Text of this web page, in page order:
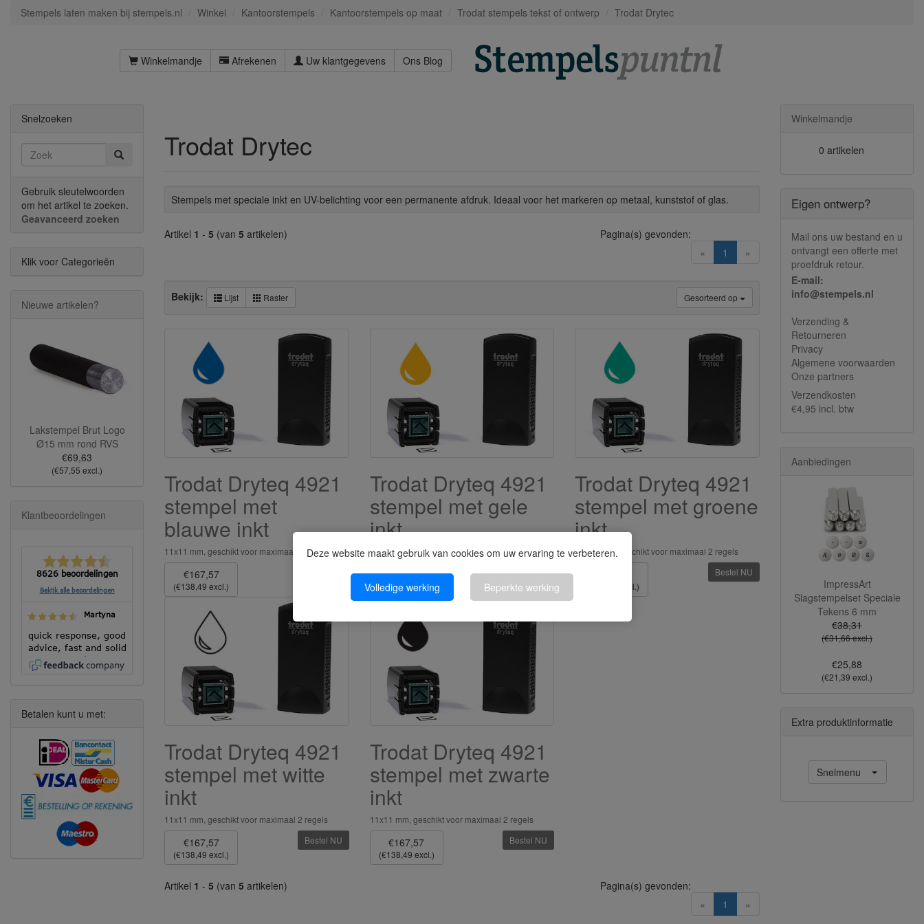
Deze website maakt gebruik van cookies om uw ervaring te verbeteren.
Volledige werking Beperkte werking
Stempels laten maken bij stempels.nl Winkel Kantoorstempels Kantoorstempels op maat Trodat stempels tekst of ontwerp Trodat Drytec
Winkelmandje Afrekenen Uw klantgegevens Ons Blog
Trodat Drytec
Stempels met speciale inkt en UV-belichting voor een permanente afdruk. Ideaal voor het markeren op metaal, kunststof of glas.
Artikel 1 - 5 (van 5 artikelen)
«
1 (current)
»
Pagina(s) gevonden:
Gesorteerd op
Bekijk: Lijst Raster
Trodat Dryteq 4921
stempel met
blauwe inkt
11x11 mm, geschikt voor maximaal 2 regels
€167,57
(€138,49 excl.)
Trodat Dryteq 4921
stempel met gele
inkt
11x11 mm, geschikt voor maximaal 2 regels
€167,57
(€138,49 excl.)
Bestel NU
Trodat Dryteq 4921
stempel met groene
inkt
11x11 mm, geschikt voor maximaal 2 regels
(€138,49 excl.)
Bestel NU
Trodat Dryteq 4921
stempel met witte
inkt
11x11 mm, geschikt voor maximaal 2 regels
€167,57
(€138,49 excl.)
Bestel NU
Trodat Dryteq 4921
stempel met zwarte
inkt
11x11 mm, geschikt voor maximaal 2 regels
€167,57
(€138,49 excl.)
Bestel NU
Artikel 1 - 5 (van 5 artikelen)
«
1 (current)
»
Pagina(s) gevonden:
Snelzoeken
Gebruik sleutelwoorden
om het artikel te zoeken.
Geavanceerd zoeken
Klik voor Categorieën
Nieuwe artikelen?
Lakstempel Brut Logo
Ø15 mm rond RVS
€69,63
(€57,55 excl.)
Klantbeoordelingen
8626 beoordelingen
Bekijk alle beoordelingen
Martyna
quick response, good
advice, fast and solid
execution!
Betalen kunt u met:
Winkelmandje
0 artikelen
Eigen ontwerp?
Mail ons uw bestand en u
ontvangt een offerte met
proefdruk retour.
E-mail:
info@stempels.nl
Verzending &
Retourneren
Privacy
Algemene voorwaarden
Onze partners
Verzendkosten
€4,95 incl. btw
Aanbiedingen
ImpressArt
Slagstempelset Speciale
Tekens 6 mm
€38,31
(€31,66 excl.)
€25,88
(€21,39 excl.)
Extra produktinformatie
Snelmenu